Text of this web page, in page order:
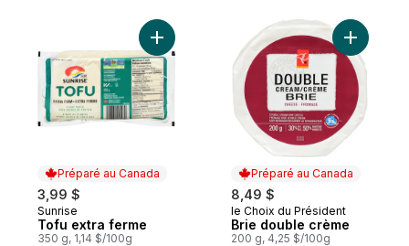
Préparé au Canada
3,99 $
Préparé au Canada
Sunrise
Tofu extra ferme
350 g, 1,14 $/100g
Ajouter Tofu extra ferme au panier
Préparé au Canada
8,49 $
Préparé au Canada
le Choix du Président
Brie double crème
200 g, 4,25 $/100g
Ajouter